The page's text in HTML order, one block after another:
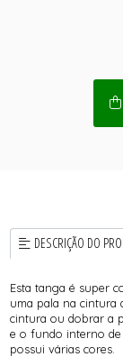
DESCRIÇÃO DO
Esta tanga é super
uma pala na cintura
cintura ou dobrar a
e o fundo interno de
possui várias cores.